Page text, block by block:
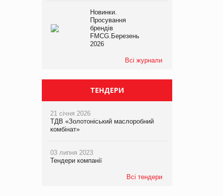
Новинки.
Просування
брендів
FMCG.Березень
2026
Всі журнали
ТЕНДЕРИ
21 січня 2026
ТДВ «Золотоніський маслоробний
комбінат»
03 липня 2023
Тендери компанії
Всі тендери